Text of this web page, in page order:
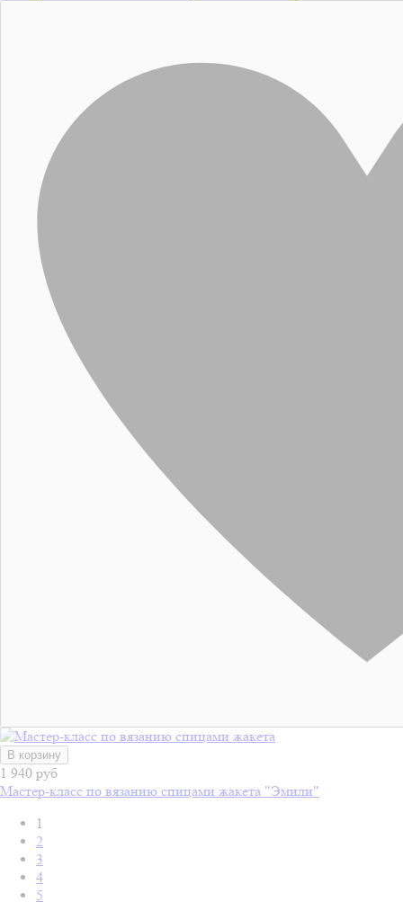
В корзину
1 940 руб
Мастер-класс по вязанию спицами жакета "Эмили"
1
2
3
4
5